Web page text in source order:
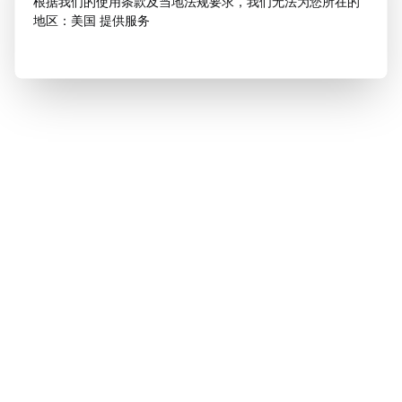
地区：美国 提供服务